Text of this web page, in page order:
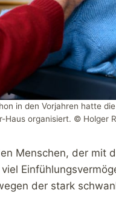
in den Vorjahren hatte
Haus organisiert. © Holger
Menschen, der mit
der stark